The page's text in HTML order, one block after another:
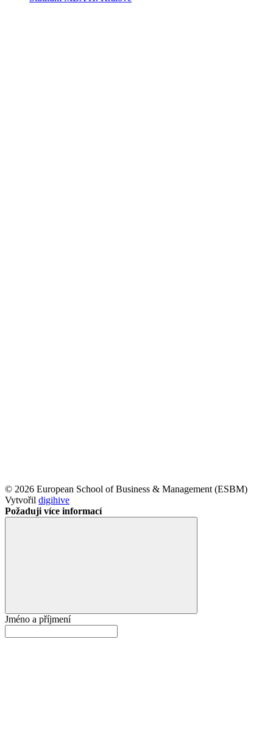
© 2026 European School of Business & Management (ESBM)
Vytvořil digihive
Požaduji více informací
Jméno a příjmení